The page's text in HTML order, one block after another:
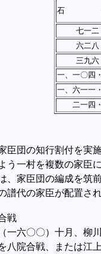
石
七一二
六二八
三九六
一、一〇四
一、六一一
二一四・
臣団の知行割付を実
う一村を複数の家臣
、家臣団の編成を筑
譜代の家臣が配置され
戦
一六〇〇）十月、柳
八院合戦、または江